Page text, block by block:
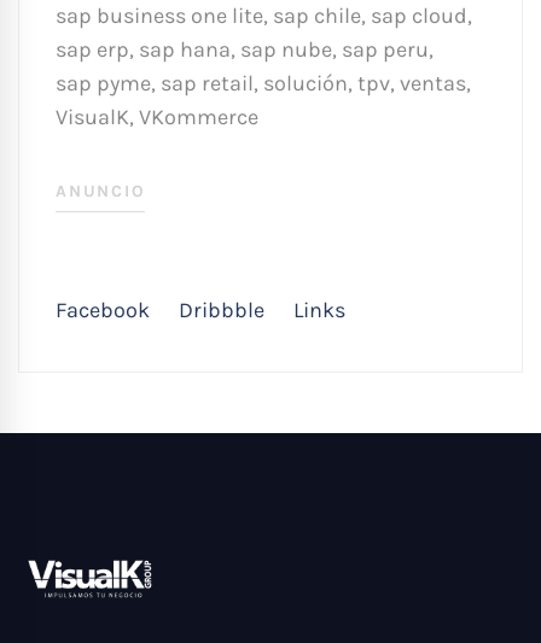
sap business one lite, sap chile, sap cloud,
sap erp, sap hana, sap nube, sap peru,
sap pyme, sap retail, solución, tpv, ventas,
VisualK, VKommerce
ANUNCIO
Facebook Dribbble Links